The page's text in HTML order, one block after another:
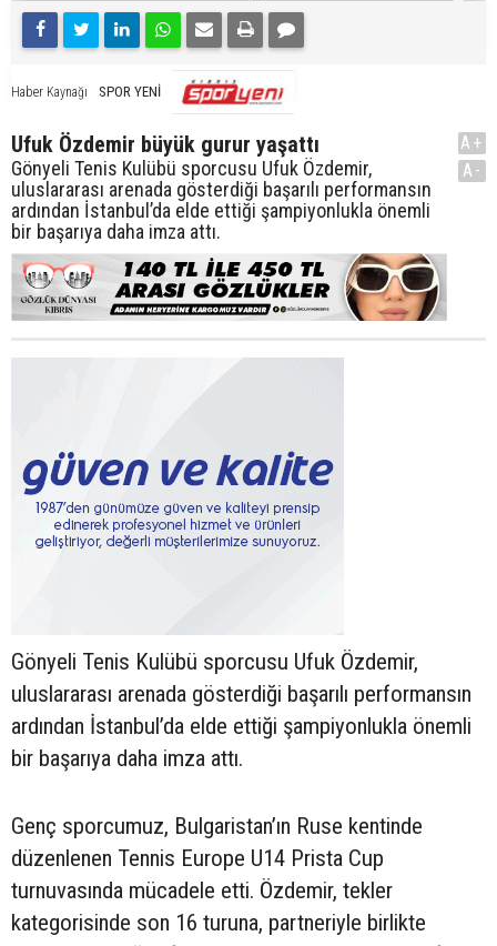
Haber Kaynağı SPOR YENİ
Ufuk Özdemir büyük gurur yaşattı
Gönyeli Tenis Kulübü sporcusu Ufuk Özdemir,
uluslararası arenada gösterdiği başarılı performansın
ardından İstanbul’da elde ettiği şampiyonlukla önemli
bir başarıya daha imza attı.
A+
A-
Gönyeli Tenis Kulübü sporcusu Ufuk Özdemir,
uluslararası arenada gösterdiği başarılı performansın
ardından İstanbul’da elde ettiği şampiyonlukla önemli
bir başarıya daha imza attı.
Genç sporcumuz, Bulgaristan’ın Ruse kentinde
düzenlenen Tennis Europe U14 Prista Cup
turnuvasında mücadele etti. Özdemir, tekler
kategorisinde son 16 turuna, partneriyle birlikte